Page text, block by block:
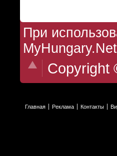
При
Copyright
Главная Реклама Контакты